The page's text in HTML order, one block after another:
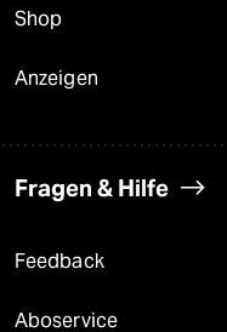
Shop
Anzeigen
Fragen & Hilfe
Feedback
Aboservice